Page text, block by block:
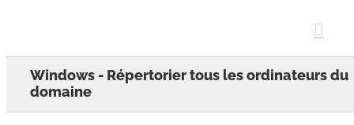
Windows - Répertorier tous les ordinateurs du
domaine